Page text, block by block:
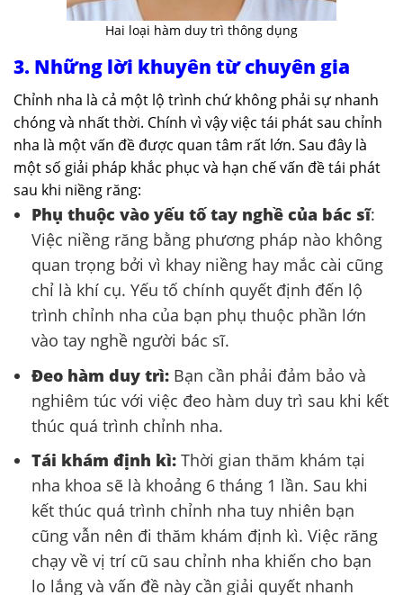
Hai loại hàm duy trì thông dụng
3. Những lời khuyên từ chuyên gia
Chỉnh nha là cả một lộ trình chứ không phải sự nhanh
chóng và nhất thời. Chính vì vậy việc tái phát sau chỉnh
nha là một vấn đề được quan tâm rất lớn. Sau đây là
một số giải pháp khắc phục và hạn chế vấn đề tái phát
sau khi niềng răng:
Phụ thuộc vào yếu tố tay nghề của bác sĩ:
Việc niềng răng bằng phương pháp nào không
quan trọng bởi vì khay niềng hay mắc cài cũng
chỉ là khí cụ. Yếu tố chính quyết định đến lộ
trình chỉnh nha của bạn phụ thuộc phần lớn
vào tay nghề người bác sĩ.
Đeo hàm duy trì: Bạn cần phải đảm bảo và
nghiêm túc với việc đeo hàm duy trì sau khi kết
thúc quá trình chỉnh nha.
Tái khám định kì: Thời gian thăm khám tại
nha khoa sẽ là khoảng 6 tháng 1 lần. Sau khi
kết thúc quá trình chỉnh nha tuy nhiên bạn
cũng vẫn nên đi thăm khám định kì. Việc răng
chạy về vị trí cũ sau chỉnh nha khiến cho bạn
lo lắng và vấn đề này cần giải quyết nhanh